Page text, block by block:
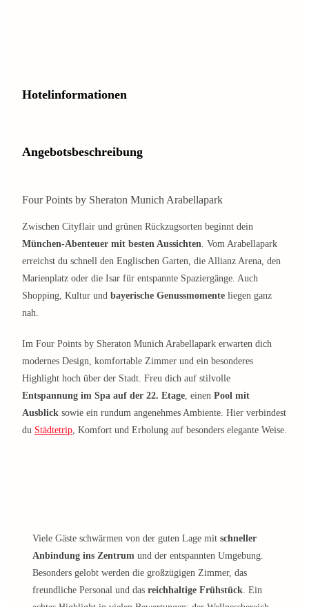
Hotelinformationen
Angebotsbeschreibung
Four Points by Sheraton Munich Arabellapark
Zwischen Cityflair und grünen Rückzugsorten beginnt dein
München-Abenteuer mit besten Aussichten . Vom Arabellapark
erreichst du schnell den Englischen Garten, die Allianz Arena, den
Marienplatz oder die Isar für entspannte Spaziergänge. Auch
Shopping, Kultur und bayerische Genussmomente liegen ganz
nah.
Im Four Points by Sheraton Munich Arabellapark erwarten dich
modernes Design, komfortable Zimmer und ein besonderes
Highlight hoch über der Stadt. Freu dich auf stilvolle
Entspannung im Spa auf der 22. Etage , einen Pool mit
Ausblick sowie ein rundum angenehmes Ambiente. Hier verbindest
du Städtetrip , Komfort und Erholung auf besonders elegante Weise.
Viele Gäste schwärmen von der guten Lage mit schneller
Anbindung ins Zentrum und der entspannten Umgebung.
Besonders gelobt werden die großzügigen Zimmer, das
freundliche Personal und das reichhaltige Frühstück . Ein